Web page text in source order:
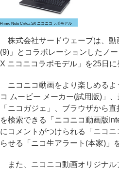
Prime Note Critea SX ニコニコラボモデル
株式会社サードウェーブは、動
(9)」とコラボレーションしたノ
X ニコニコラボモデル」を25日に
ニコニコ動画をより楽しめるよ
コ ムービー メーカー(試用版)」
「ニコガジェ」、ブラウザから
を検索できる「ニコニコ動画版
にコメントがつけられる「ニコ
らせる「ニコ生アラート(本家)」
また、ニコニコ動画オリジナル